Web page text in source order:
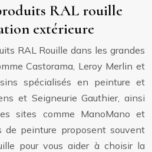
RAL rouille
extérieure
RAL Rouille dans les grandes
Castorama, Leroy Merlin et
spécialisés en peinture et
et Seigneurie Gauthier, ainsi
sites comme ManoMano et
de peinture proposent souvent
pour vous aider à choisir la